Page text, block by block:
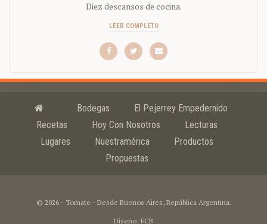
Diez descansos de cocina.
LEER COMPLETO
Bodegas
El Pejerrey Empedernido
Recetas
Hoy Con Nosotros
Lecturas
Lugares
Nuestramérica
Productos
Propuestas
© 2026 - Tomate - Desde Buenos Aires, República Argentina.
Diseño: FCB